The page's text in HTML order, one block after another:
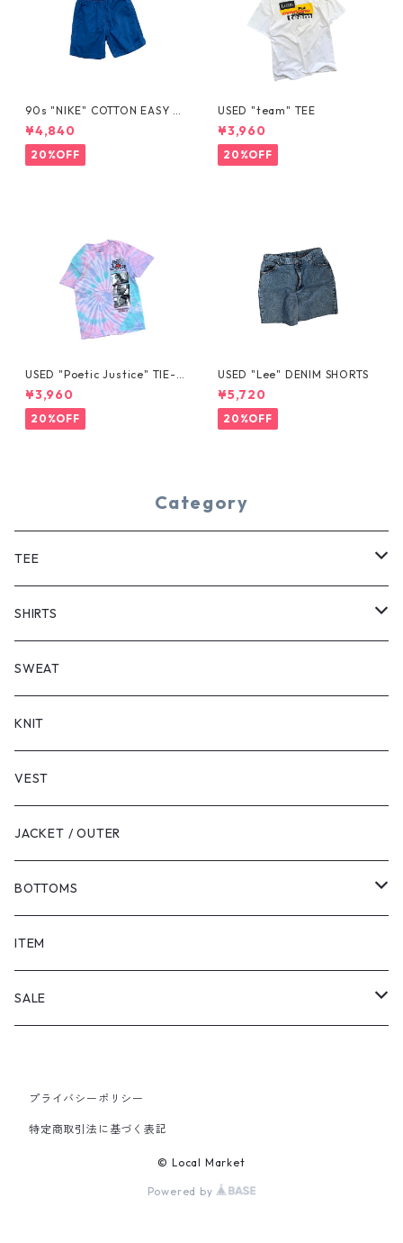
90s "NIKE" COTTON EASY S
HORTS
¥4,840
20%OFF
USED "team" TEE
¥3,960
20%OFF
USED "Poetic Justice" TIE-D
YE TEE
¥3,960
20%OFF
USED "Lee" DENIM SHORTS
¥5,720
20%OFF
Category
TEE
SHORT SLEEVE
LONG SLEEVE
SHIRTS
SHORT SLEEVE
LONG SLEEVE
SWEAT
KNIT
VEST
JACKET / OUTER
BOTTOMS
SHORTS
PANTS
ITEM
SALE
PANTS
プライバシーポリシー
特定商取引法に基づく表記
© Local Market
Powered by